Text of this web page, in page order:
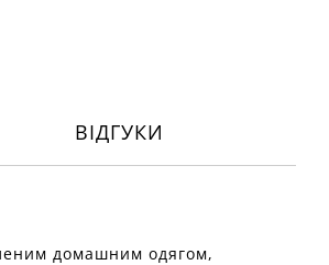
ВІДГУКИ
домашним одягом,